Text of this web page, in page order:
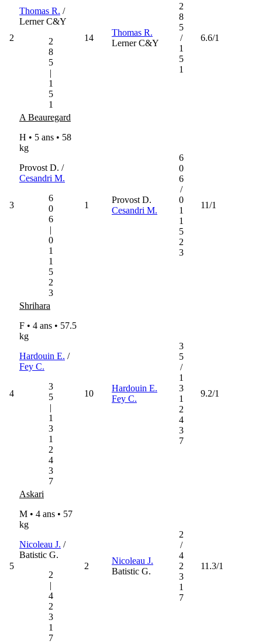
2
Thomas R. /
Lerner C&Y
2
8
5
|
1
5
1
14
Thomas R.
Lerner C&Y
2
8
5
/
1
5
1
6.6/1
3
A Beauregard
H • 5 ans • 58
kg
Provost D. /
Cesandri M.
6
0
6
|
0
1
1
5
2
3
1
Provost D.
Cesandri M.
6
0
6
/
0
1
1
5
2
3
11/1
4
Shrihara
F • 4 ans • 57.5
kg
Hardouin E. /
Fey C.
3
5
|
1
3
1
2
4
3
7
10
Hardouin E.
Fey C.
3
5
/
1
3
1
2
4
3
7
9.2/1
5
Askari
M • 4 ans • 57
kg
Nicoleau J. /
Batistic G.
2
|
4
2
3
1
7
2
Nicoleau J.
Batistic G.
2
/
4
2
3
1
7
11.3/1